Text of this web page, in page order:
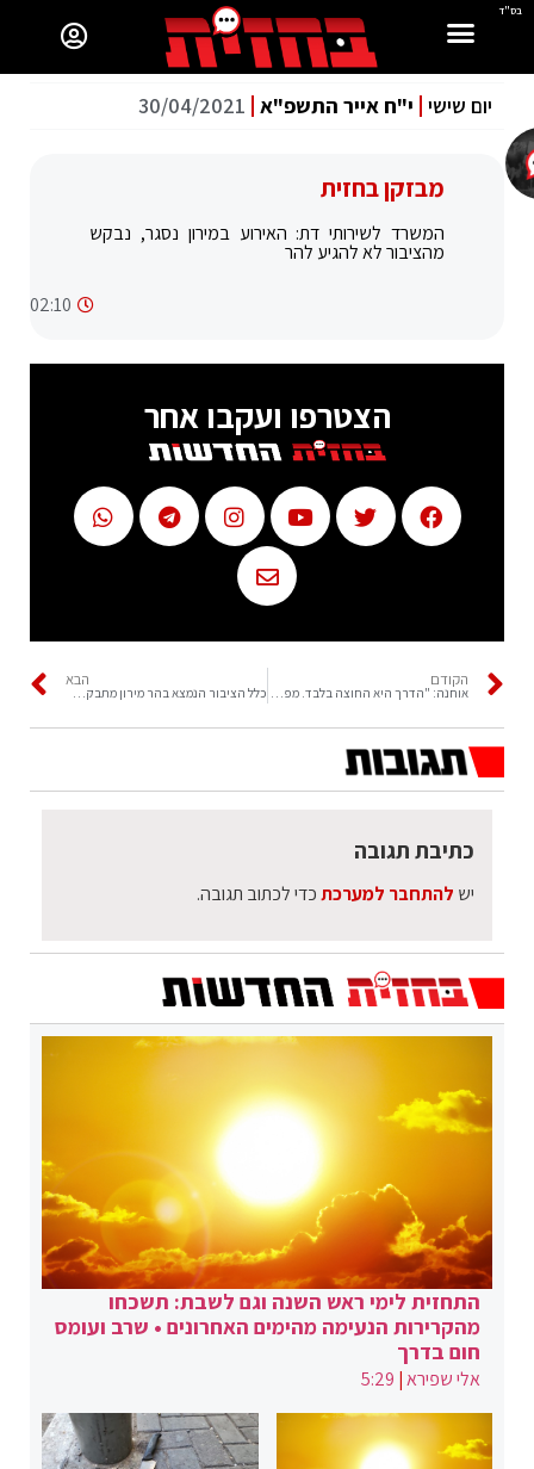
בס"ד
יום שישי י"ח אייר התשפ"א 30/04/2021
מבזקן בחזית
המשרד לשירותי דת: האירוע במירון נסגר, נבקש
מהציבור לא להגיע להר
02:10
הצטרפו ועקבו אחר
הקודם הבא
כתיבת תגובה
יש להתחבר למערכתכדי לכתוב תגובה.
התחזית לימי ראש השנה וגם לשבת: תשכחו
מהקרירות הנעימה מהימים האחרונים • שרב ועומס
חום בדרך
אלי שפירא|
5:29